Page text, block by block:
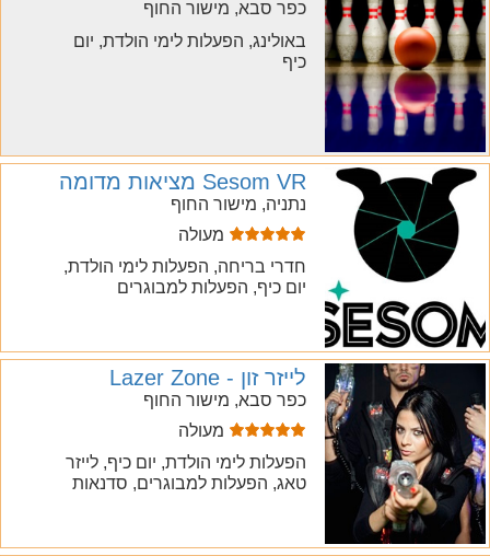
כפר סבא, מישור החוף
באולינג, הפעלות לימי הולדת, יום
כיף
Sesom VR מציאות מדומה
נתניה, מישור החוף
מעולה
חדרי בריחה, הפעלות לימי הולדת,
יום כיף, הפעלות למבוגרים
לייזר זון - Lazer Zone
כפר סבא, מישור החוף
מעולה
הפעלות לימי הולדת, יום כיף, לייזר
טאג, הפעלות למבוגרים, סדנאות